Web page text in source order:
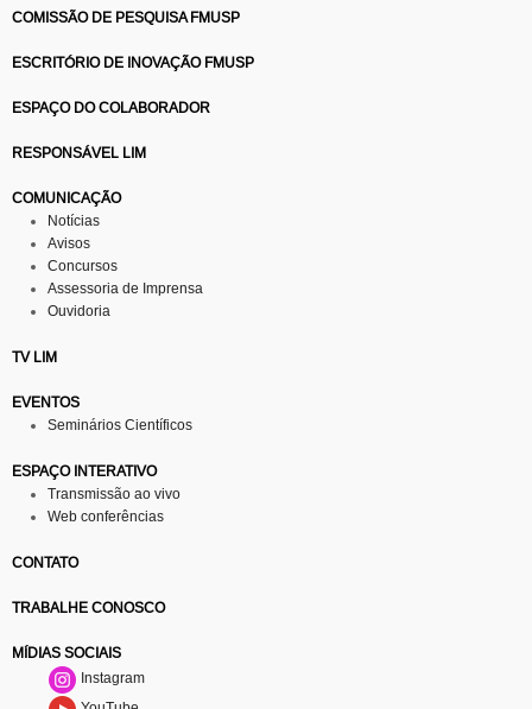
COMISSÃO DE PESQUISA FMUSP
ESCRITÓRIO DE INOVAÇÃO FMUSP
ESPAÇO DO COLABORADOR
RESPONSÁVEL LIM
COMUNICAÇÃO
Notícias
Avisos
Concursos
Assessoria de Imprensa
Ouvidoria
TV LIM
EVENTOS
Seminários Científicos
ESPAÇO INTERATIVO
Transmissão ao vivo
Web conferências
CONTATO
TRABALHE CONOSCO
MÍDIAS SOCIAIS
Instagram